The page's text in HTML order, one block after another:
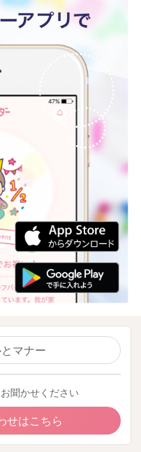
マナー
聞かせください
せはこちら